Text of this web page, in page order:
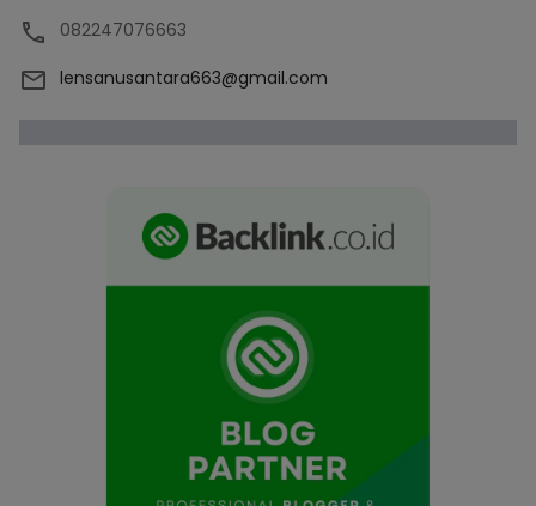
082247076663
lensanusantara663@gmail.com